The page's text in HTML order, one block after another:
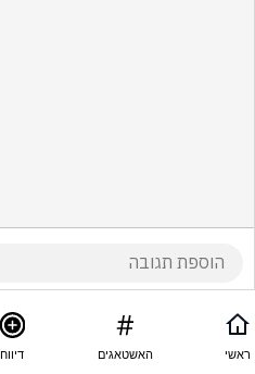
ראשי האשטאגים דיווח